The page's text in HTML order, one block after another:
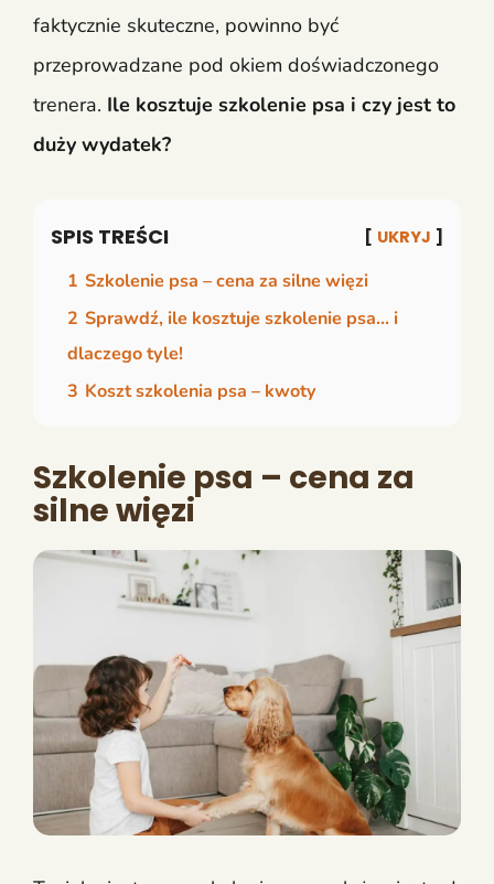
faktycznie skuteczne, powinno być
przeprowadzane pod okiem doświadczonego
trenera. Ile kosztuje szkolenie psa i czy jest to
duży wydatek?
SPIS TREŚCI UKRYJ
1 Szkolenie psa – cena za silne więzi
2 Sprawdź, ile kosztuje szkolenie psa… i
dlaczego tyle!
3 Koszt szkolenia psa – kwoty
Szkolenie psa – cena za
silne więzi